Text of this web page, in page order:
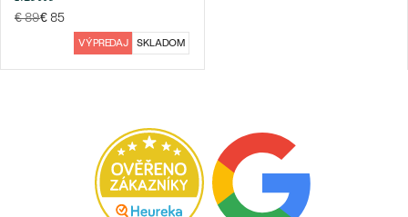
Bestsellery
€ 89€ 85
VÝPREDAJ SKLADOM